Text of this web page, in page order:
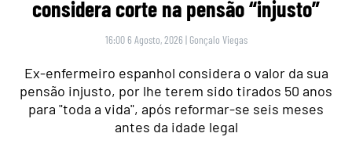
considera corte na pensão “injusto”
16:00 6 Agosto, 2026 | Gonçalo Viegas
Ex-enfermeiro espanhol considera o valor da sua
pensão injusto, por lhe terem sido tirados 50 anos
para "toda a vida", após reformar-se seis meses
antes da idade legal